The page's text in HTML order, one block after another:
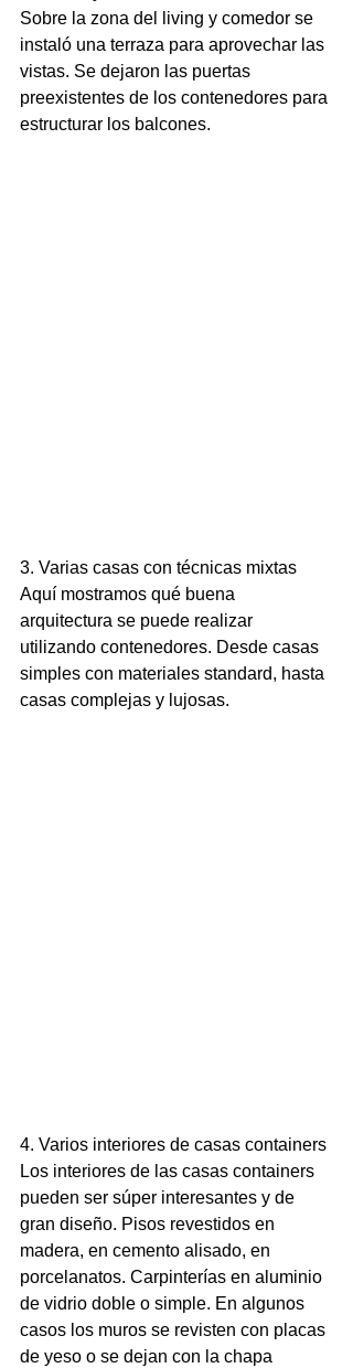
Sobre la zona del living y comedor se
instaló una terraza para aprovechar las
vistas. Se dejaron las puertas
preexistentes de los contenedores para
estructurar los balcones.
3. Varias casas con técnicas mixtas
Aquí mostramos qué buena
arquitectura se puede realizar
utilizando contenedores. Desde casas
simples con materiales standard, hasta
casas complejas y lujosas.
4. Varios interiores de casas containers
Los interiores de las casas containers
pueden ser súper interesantes y de
gran diseño. Pisos revestidos en
madera, en cemento alisado, en
porcelanatos. Carpinterías en aluminio
de vidrio doble o simple. En algunos
casos los muros se revisten con placas
de yeso o se dejan con la chapa